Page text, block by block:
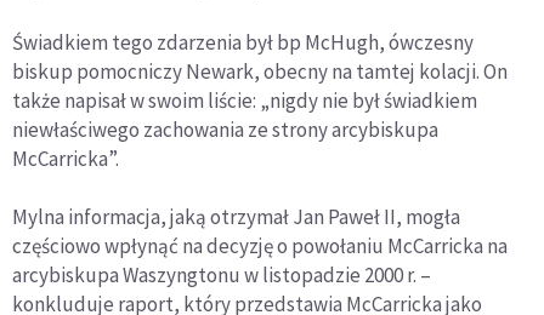
Świadkiem tego zdarzenia był bp McHugh, ówczesny
biskup pomocniczy Newark, obecny na tamtej kolacji. On
także napisał w swoim liście: „nigdy nie był świadkiem
niewłaściwego zachowania ze strony arcybiskupa
McCarricka”.
Mylna informacja, jaką otrzymał Jan Paweł II, mogła
częściowo wpłynąć na decyzję o powołaniu McCarricka na
arcybiskupa Waszyngtonu w listopadzie 2000 r. –
konkluduje raport, który przedstawia McCarricka jako